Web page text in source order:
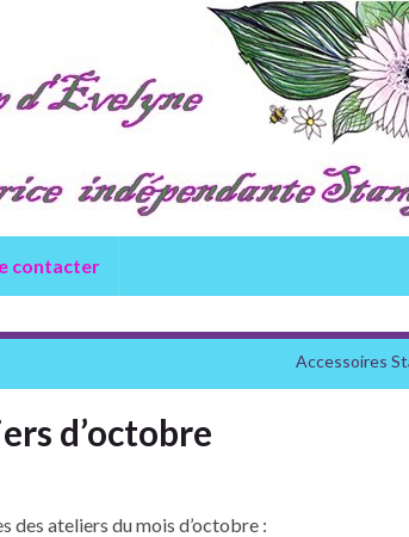
contacter
Accessoires
d’octobre
des ateliers du mois d’octobre :